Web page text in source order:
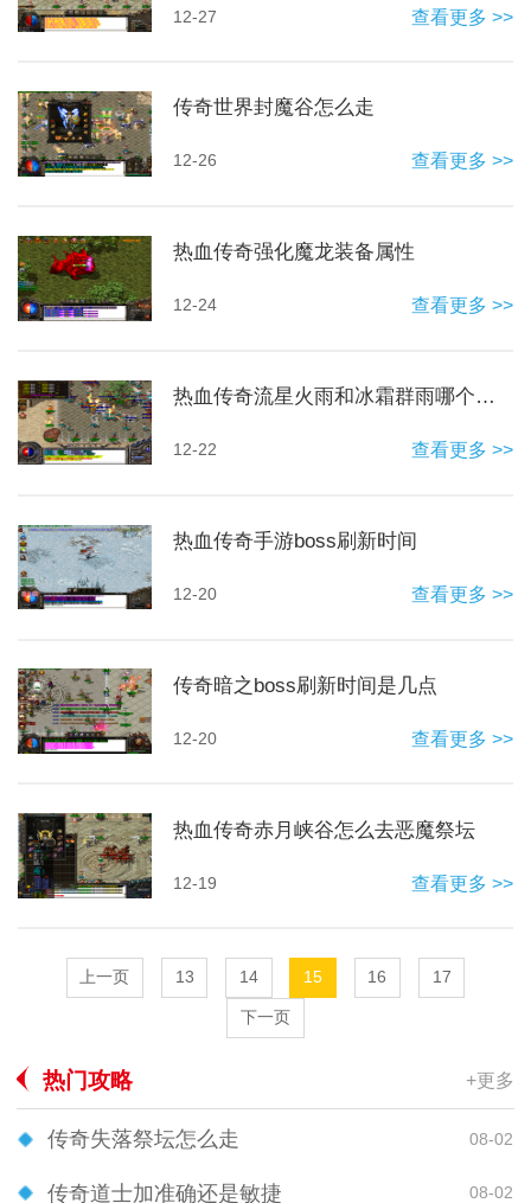
12-27 查看更多 >>
传奇世界封魔谷怎么走
12-26 查看更多 >>
热血传奇强化魔龙装备属性
12-24 查看更多 >>
热血传奇流星火雨和冰霜群雨哪个伤害高
12-22 查看更多 >>
热血传奇手游boss刷新时间
12-20 查看更多 >>
传奇暗之boss刷新时间是几点
12-20 查看更多 >>
热血传奇赤月峡谷怎么去恶魔祭坛
12-19 查看更多 >>
上一页 13 14 15 16 17
下一页
热门攻略 +更多
传奇失落祭坛怎么走 08-02
传奇道士加准确还是敏捷 08-02